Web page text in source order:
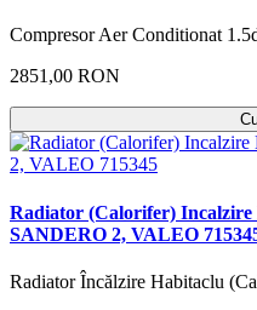
Compresor Aer Conditionat
2851,00 RON
Radiator (Calorifer)
SANDERO 2, VALEO
Radiator Încălzire Habitaclu